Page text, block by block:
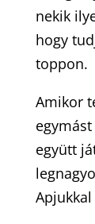
nekik
hogy
toppon.
Amikor
együtt
Apjukkal